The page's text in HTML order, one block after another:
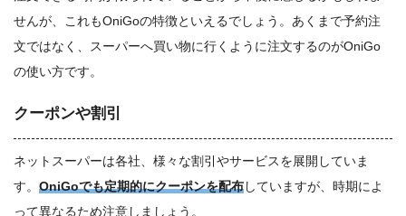
せんが、これもOniGoの特徴といえるでしょう。あくまで予約注
文ではなく、スーパーへ買い物に行くように注文するのがOniGo
の使い方です。
クーポンや割引
ネットスーパーは各社、様々な割引やサービスを展開していま
す。 OniGoでも定期的にクーポンを配布していますが、時期によ
って異なるため注意しましょう。